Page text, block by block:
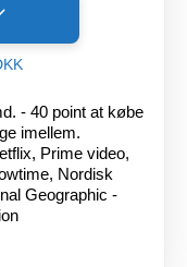
- 40 point at købe
imellem.
Prime video,
Nordisk
Geographic -